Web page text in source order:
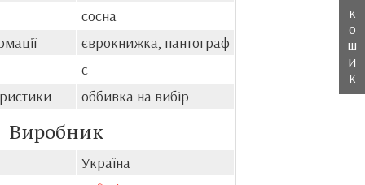
сосна
єврокнижка, пантограф
є
оббивка на вибір
Виробник
Україна
к
о
ш
и
к